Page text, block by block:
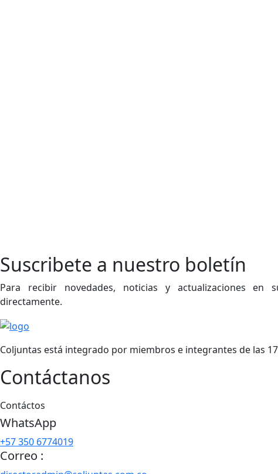
Suscribete a nuestro boletín
Para recibir novedades, noticias y actualizaciones en
directamente.
Coljuntas está integrado por miembros e integrantes de las
Contáctanos
Contáctos
WhatsApp
+57 350 6774019
Correo :